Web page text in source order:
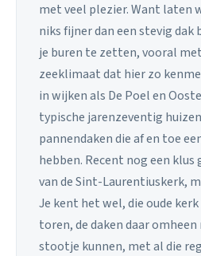
met veel plezier. Want laten
niks fijner dan een stevig dak
je buren te zetten, vooral
zeeklimaat dat hier zo
in wijken als De Poel en
typische jarenzeventig
pannendaken die af en toe
hebben. Recent nog een klus
van de Sint-Laurentiuskerk,
Je kent het wel, die oude
toren, de daken daar
stootje kunnen, met al die